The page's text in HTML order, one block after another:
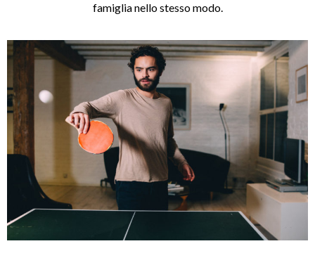
famiglia nello stesso modo.